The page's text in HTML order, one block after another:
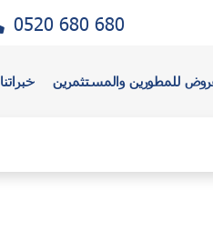
0520 680 680
للمطورين والمستثمرين خبراتنا